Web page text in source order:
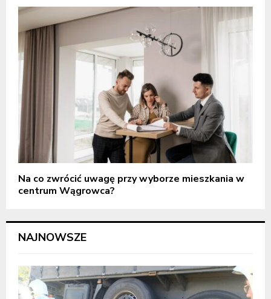
Na co zwrócić uwagę przy wyborze mieszkania w
centrum Wągrowca?
NAJNOWSZE